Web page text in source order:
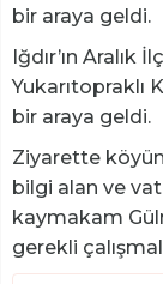
bir araya geldi.
Iğdır’ın
Yukarıtopraklı
bir araya geldi.
Ziyarette
bilgi alan ve
kaymakam
gerekli